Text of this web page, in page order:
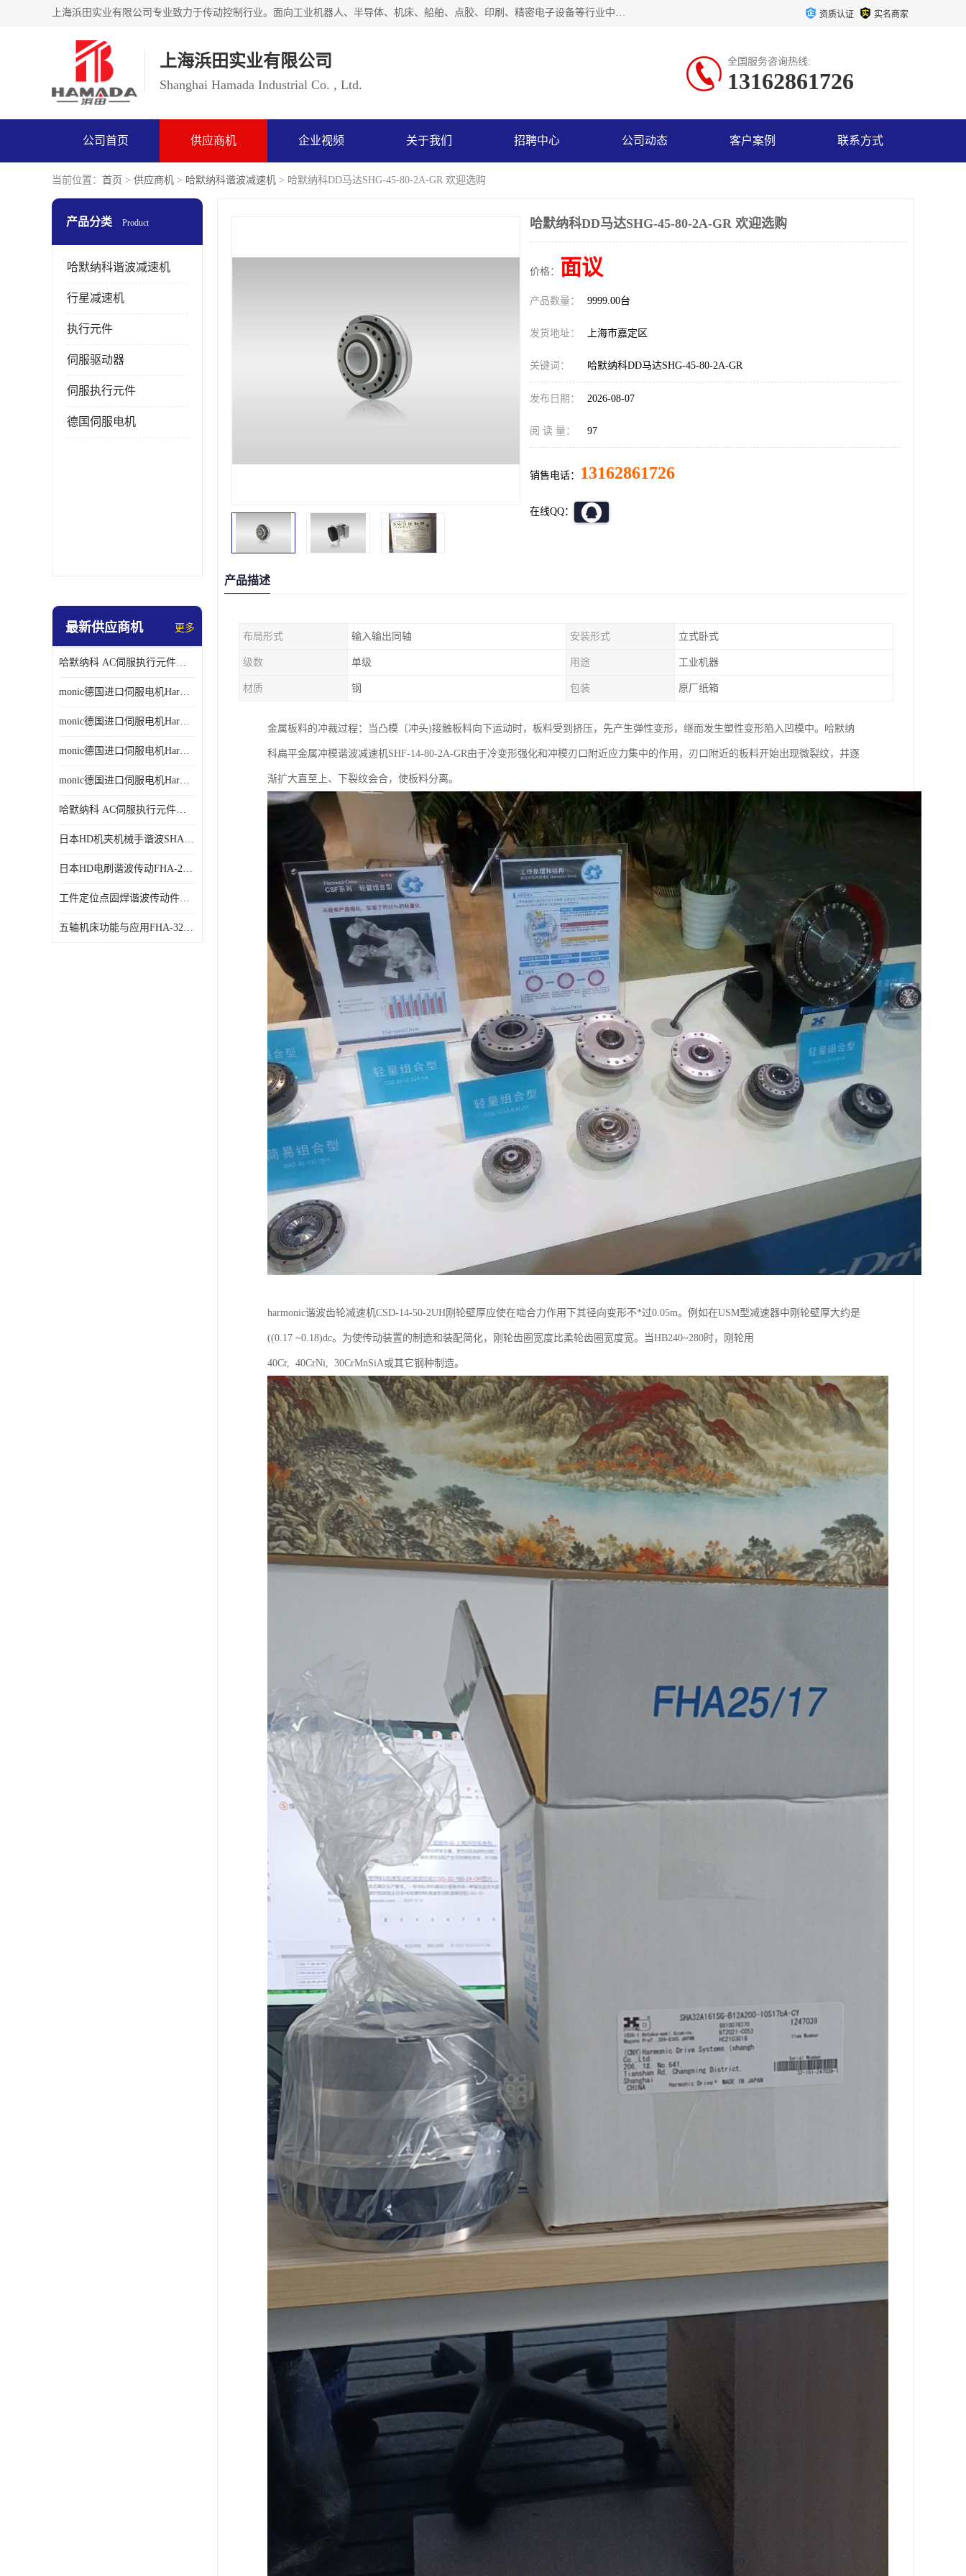
上海浜田实业有限公司专业致力于传动控制行业。面向工业机器人、半导体、机床、船舶、点胶、印刷、精密电子设备等行业中的运动控制技术。为日本哈默纳科（HarmonicDrive简称HD）中国地区定代理商，其生产的HarmonicDrive谐波减速机，具有轻量、小型、传动效率高、减速范围广、精度高等特点，被广泛应用于各种传动系统中。完善的技术，完善的售后，让您的选择无后顾之忧，欢迎您的来电洽谈！ 资质认证 实名商家
上海浜田实业有限公司
Shanghai Hamada Industrial Co. , Ltd.
全国服务咨询热线:
13162861726
公司首页 供应商机 企业视频 关于我们 招聘中心 公司动态 客户案例 联系方式
当前位置： 首页 > 供应商机 > 哈默纳科谐波减速机 > 哈默纳科DD马达SHG-45-80-2A-GR 欢迎选购
产品分类 Product
哈默纳科谐波减速机
行星减速机
执行元件
伺服驱动器
伺服执行元件
德国伺服电机
最新供应商机 更多
哈默纳科 AC伺服执行元件扁平型SHA系列 议价
monic德国进口伺服电机Har中国总代理单价
monic德国进口伺服电机Har中国总代理代理
monic德国进口伺服电机Har中国总代理公司
monic德国进口伺服电机Har中国总代理供应
哈默纳科 AC伺服执行元件扁平型SHA系列
日本HD机夹机械手谐波SHA32A120CG-B12B
日本HD电刷谐波传动FHA-25C-50-E250-C
工件定位点固焊谐波传动件哈默纳科CSF-45-100-2UH
五轴机床功能与应用FHA-32C-50-US250
哈默纳科DD马达SHG-45-80-2A-GR 欢迎选购
价格： 面议
产品数量： 9999.00台
发货地址： 上海市嘉定区
关键词： 哈默纳科DD马达SHG-45-80-2A-GR
发布日期： 2026-08-07
阅 读 量： 97
销售电话： 13162861726
在线QQ：
产品描述
布局形式 输入输出同轴 安装形式 立式卧式
级数 单级 用途 工业机器
材质 钢 包装 原厂纸箱
金属板料的冲裁过程：当凸模〔冲头)接触板料向下运动时，板料受到挤压，先产生弹性变形，继而发生塑性变形陷入凹模中。哈默纳
科扁平金属冲模谐波减速机SHF-14-80-2A-GR由于冷变形强化和冲模刃口附近应力集中的作用，刃口附近的板料开始出现微裂纹，并逐
渐扩大直至上、下裂纹会合，使板料分离。
harmonic谐波齿轮减速机CSD-14-50-2UH刚轮壁厚应使在啮合力作用下其径向变形不*过0.05m。例如在USM型减速器中刚轮壁厚大约是
((0.17 ~0.18)dc。为使传动装置的制造和装配简化，刚轮齿圈宽度比柔轮齿圈宽度宽。当HB240~280时，刚轮用
40Cr, 40CrNi, 30CrMnSiA或其它钢种制造。